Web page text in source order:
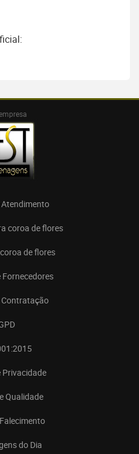
Atendimento
coroa de flores
de flores
Privacidade
Qualidade
do Dia